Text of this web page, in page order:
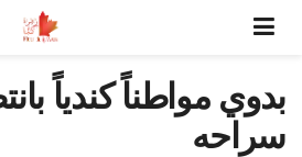
بدوي مواطناً كندياً
سراحه